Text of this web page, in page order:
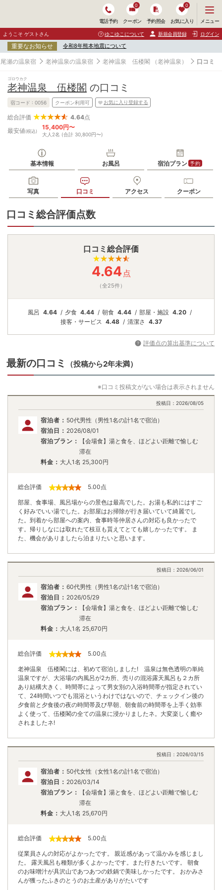
電話予約 クーポン
0
予約照会 お気に入り
0
ニ
ュ
ー
開
く
メニュー
ようこそ ゲストさん ゆこゆこについて 新規会員登録 ログイン
重要なお知らせ 令和8年熊本地震について
瀬の温泉宿 老神温泉の温泉宿 老神温泉 伍楼閣 （老神温泉） 口コミ
ゴロウカク
老神温泉 伍楼閣 の口コミ
宿コード : 0056 クーポン利用可 お気に入り登録する
総合評価 4.64点
最安値(税込)
15,400円〜
大人2名 (合計 30,800円〜)
基本情報 お風呂 宿泊プラン 予約
写真 口コミ アクセス クーポン
口コミ総合評価点数
口コミ総合評価
4.64 点
（全25件）
風呂 4.64 夕食 4.44 朝食 4.44 部屋・施設 4.20
接客・ サービス 4.48 清潔さ 4.37
評価点の算出基準について
最新の口コミ （投稿から2年未満）
※口コミ投稿文がない場合は表示されません
投稿日： 2026/08/05
宿泊者： 50代男性（男性1名の計1名で宿泊）
宿泊日： 2026/08/01
宿泊プラン：
【会場食】湯と食を、ほどよい距離で愉しむ
滞在
料金： 大人1名 25,300円
総合評価 5.00点
部屋、食事場、風呂場からの景色は最高でした。お湯も私的にはすご
く好みでいい湯でした。お部屋はお掃除が行き届いていて綺麗でし
た。到着から部屋への案内、食事時等仲居さんの対応も良かったで
す。帰りしなには取れたて枝豆も貰えてとても嬉しかったです。 ま
た、機会がありましたら泊まりたいと思います。
投稿日： 2026/06/01
宿泊者： 60代男性（男性1名の計1名で宿泊）
宿泊日： 2026/05/29
宿泊プラン：
【会場食】湯と食を、ほどよい距離で愉しむ
滞在
料金： 大人1名 25,670円
総合評価 5.00点
老神温泉 伍楼閣には、初めて宿泊しました! 温泉は無色透明の単純
温泉ですが、大浴場の内風呂が2カ所、売りの混浴露天風呂も２カ所
あり結構大きく、時間帯によって男女別の入浴時間帯が指定されてい
て、24時間いつでも混浴というわけではないので、チェックイン後の
夕食前と夕食後の夜の時間帯及び早朝、朝食前の時間帯を上手く効率
よく使って、伍楼閣の全ての温泉に浸かりましたネ。大変楽しく癒や
されましたネ!
投稿日： 2026/03/15
宿泊者： 50代女性（女性1名の計1名で宿泊）
宿泊日： 2026/03/14
宿泊プラン：
【会場食】湯と食を、ほどよい距離で愉しむ
滞在
料金： 大人1名 25,670円
総合評価 5.00点
従業員さんの対応がよかったです。 親近感があって温かみを感じまし
た。 露天風呂も種類が多くよかったです。また行きたいです。 朝食
のお味噌汁が具沢山であつあつの鉄鍋で美味しかったです。 おかみさ
んが獲ったふきのとうのお土産がありがたいです